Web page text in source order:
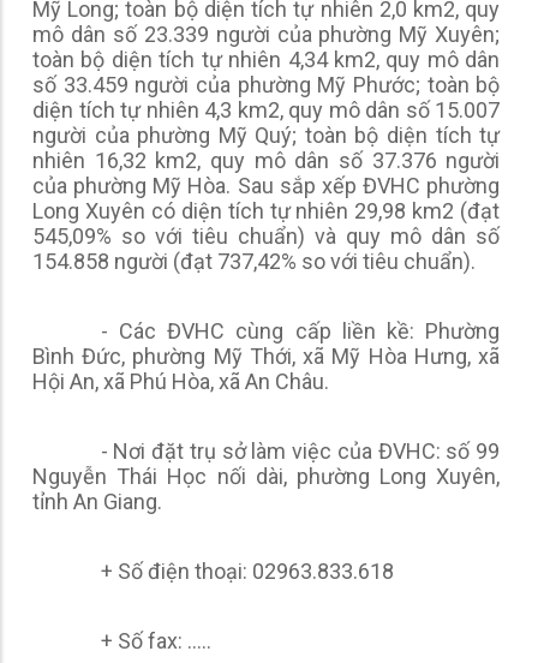
Mỹ Long; toàn bộ diện tích tự nhiên 2,0 km2, quy
mô dân số 23.339 người của phường Mỹ Xuyên;
toàn bộ diện tích tự nhiên 4,34 km2, quy mô dân
số 33.459 người của phường Mỹ Phước; toàn bộ
diện tích tự nhiên 4,3 km2, quy mô dân số 15.007
người của phường Mỹ Quý; toàn bộ diện tích tự
nhiên 16,32 km2, quy mô dân số 37.376 người
của phường Mỹ Hòa. Sau sắp xếp ĐVHC phường
Long Xuyên có diện tích tự nhiên 29,98 km2 (đạt
545,09% so với tiêu chuẩn) và quy mô dân số
154.858 người (đạt 737,42% so với tiêu chuẩn).
- Các ĐVHC cùng cấp liền kề: Phường
Bình Đức, phường Mỹ Thới, xã Mỹ Hòa Hưng, xã
Hội An, xã Phú Hòa, xã An Châu.
- Nơi đặt trụ sở làm việc của ĐVHC: số 99
Nguyễn Thái Học nối dài, phường Long Xuyên,
tỉnh An Giang.
+ Số điện thoại: 02963.833.618
+ Số fax: .....